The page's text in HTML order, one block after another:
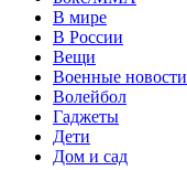
В мире
В России
Вещи
Военные новости
Волейбол
Гаджеты
Дети
Дом и сад